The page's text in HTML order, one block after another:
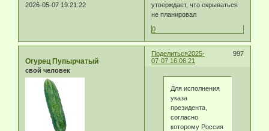
2026-05-07 19:21:22
утверждает, что скрываться
не планировал
0
Поделиться 997
2025-
07-07 16:06:21
Огурец Пупырчатый
свой человек
Для исполнения
указа
президента,
согласно
которому Россия